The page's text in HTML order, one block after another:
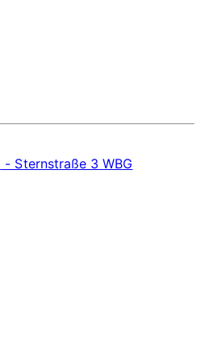
- Sternstraße 3 WBG